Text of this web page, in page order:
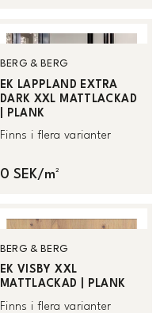
BERG & BERG
EK LAPPLAND EXTRA
DARK XXL MATTLACKAD
| PLANK
Finns i flera varianter
0 SEK/m²
BERG & BERG
EK VISBY XXL
MATTLACKAD | PLANK
Finns i flera varianter